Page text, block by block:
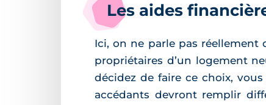
Les aides
Ici, on ne parle pas réellement
propriétaires d’un logement
décidez de faire ce choix,
accédants devront remplir